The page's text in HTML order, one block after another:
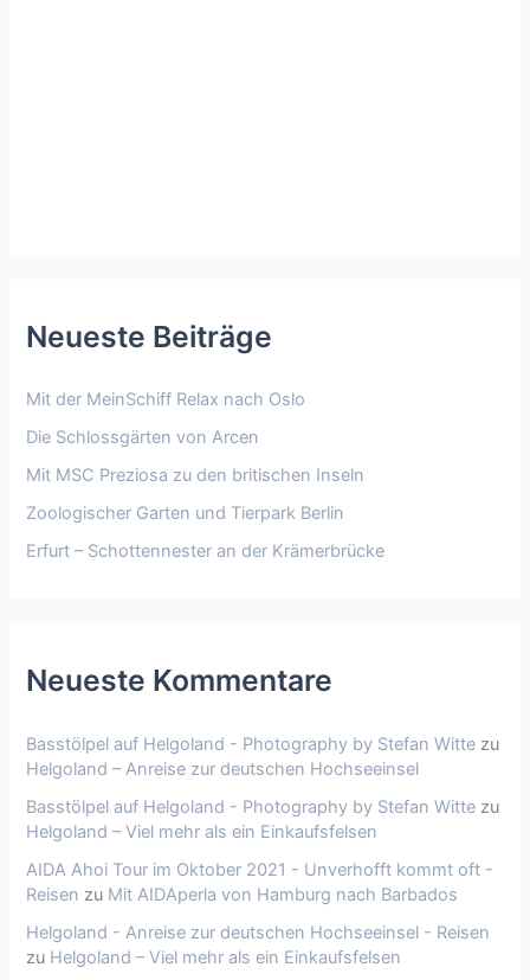
Neueste Beiträge
Mit der MeinSchiff Relax nach Oslo
Die Schlossgärten von Arcen
Mit MSC Preziosa zu den britischen Inseln
Zoologischer Garten und Tierpark Berlin
Erfurt – Schottennester an der Krämerbrücke
Neueste Kommentare
Basstölpel auf Helgoland - Photography by Stefan Witte zu
Helgoland – Anreise zur deutschen Hochseeinsel
Basstölpel auf Helgoland - Photography by Stefan Witte zu
Helgoland – Viel mehr als ein Einkaufsfelsen
AIDA Ahoi Tour im Oktober 2021 - Unverhofft kommt oft -
Reisen zu Mit AIDAperla von Hamburg nach Barbados
Helgoland - Anreise zur deutschen Hochseeinsel - Reisen
zu Helgoland – Viel mehr als ein Einkaufsfelsen